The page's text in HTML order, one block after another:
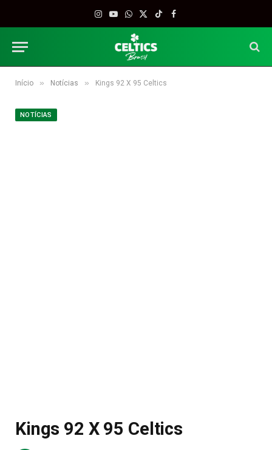
Instagram
YouTube
WhatsApp
X
TikTokFacebook
Início » Notícias » Kings 92 X 95 Celtics
NOTÍCIAS
Kings 92 X 95 Celtics